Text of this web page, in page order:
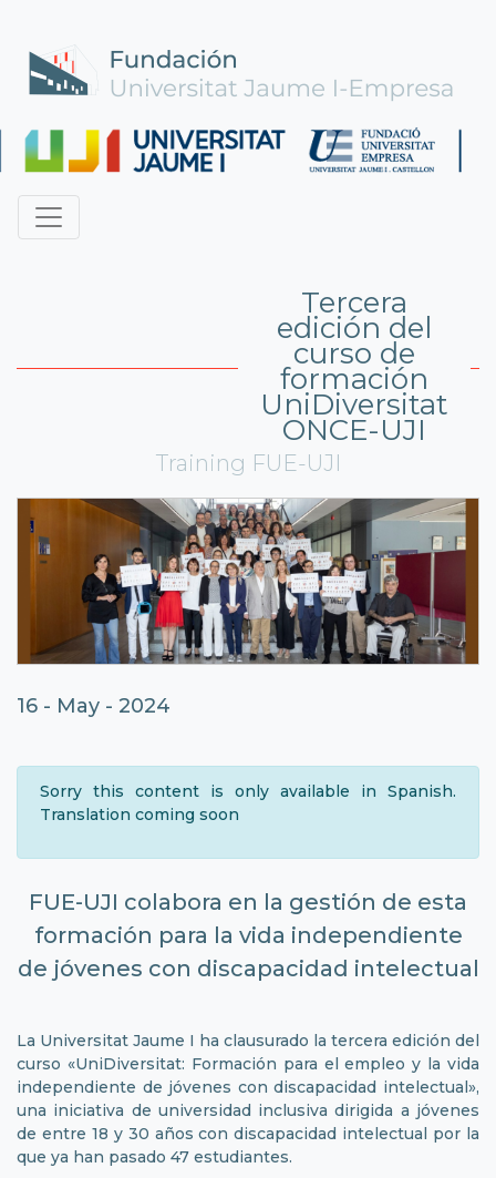
Tercera
edición del
curso de
formación
UniDiversitat
ONCE-UJI
Training FUE-UJI
16 - May - 2024
Sorry this content is only available in Spanish.
Translation coming soon
FUE-UJI colabora en la gestión de esta
formación para la vida independiente
de jóvenes con discapacidad intelectual
La Universitat Jaume I ha clausurado la tercera edición del
curso «UniDiversitat: Formación para el empleo y la vida
independiente de jóvenes con discapacidad intelectual»,
una iniciativa de universidad inclusiva dirigida a jóvenes
de entre 18 y 30 años con discapacidad intelectual por la
que ya han pasado 47 estudiantes.